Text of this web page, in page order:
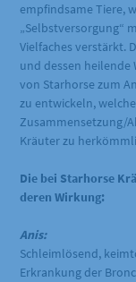
empfindsame Tiere,
„Selbstversorgung“
Vielfaches verstärkt.
und dessen heilende
von Starhorse zum
zu entwickeln,
Zusammensetzung/
Kräuter zu
Die bei Starhorse
deren Wirkung:
Anis:
Schleimlösend,
Erkrankung der